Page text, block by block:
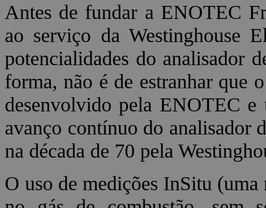
Antes de fundar a ENOTEC
ao serviço da Westinghouse
potencialidades do analisador
forma, não é de estranhar que
desenvolvido pela ENOTEC
avanço contínuo do analisador
na década de 70 pela
O uso de medições InSitu